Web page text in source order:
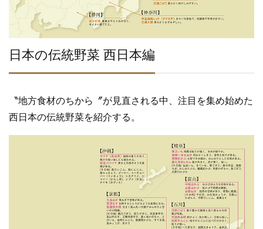
日本の伝統野菜 西日本編
〝地方食材のちから〞が見直される中、注目を集め始めた
西日本の伝統野菜を紹介する。